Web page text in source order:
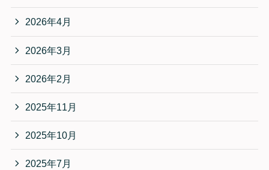
2026年4月
2026年3月
2026年2月
2025年11月
2025年10月
2025年7月